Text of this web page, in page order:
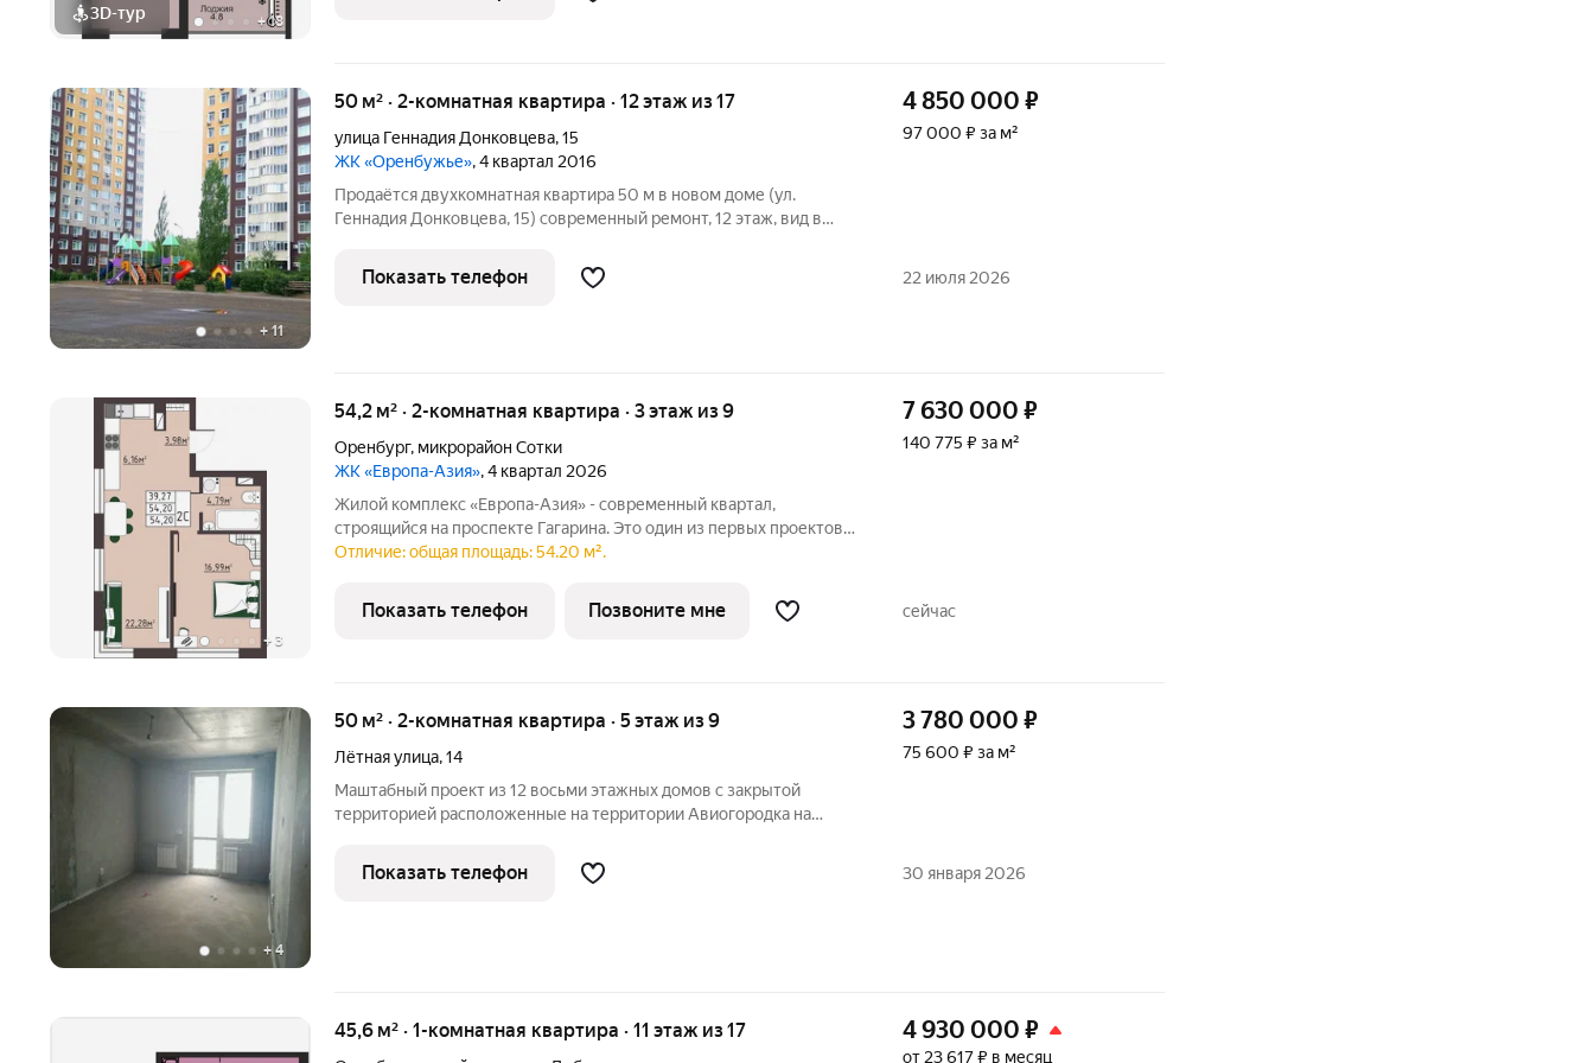
3D-тур +18
+ 11
50 м² · 2-комнатная квартира · 12 этаж из 17
улица Геннадия Донковцева,15
ЖК «Оренбужье», 4 квартал 2016
Продаётся двухкомнатная квартира 50 м в новом доме (ул.
Геннадия Донковцева, 15) современный ремонт, 12 этаж, вид в
квартиру с современным ремонтом, где всё сделано для вашего
удобства. Никаких
4 850 000 ₽
97 000 ₽ за м²
Показать телефон 22 июля 2026
+ 3
54,2 м² · 2-комнатная квартира · 3 этаж из 9
Оренбург, микрорайон Сотки
ЖК «Европа-Азия», 4 квартал 2026
Жилой комплекс «Европа-Азия» - современный квартал,
строящийся на проспекте Гагарина. Это один из первых проектов
Оренбургской области включающий принципиально новый
комплексного развития
7 630 000 ₽
140 775 ₽ за м²
Отличие: общая площадь: 54.20 м².
Показать телефон Позвоните мне сейчас
+ 4
50 м² · 2-комнатная квартира · 5 этаж из 9
Лётная улица,14
Маштабный проект из 12 восьми этажных домов с закрытой
территорией расположенные на территории Авиогородка на
прoдaже двухкомнaтнaя квартиpа 50 м.кв. О КВАРТИРЕ:
Качественная предчистовая
3 780 000 ₽
75 600 ₽ за м²
Показать телефон 30 января 2026
45,6 м² · 1-комнатная квартира · 11 этаж из 17 4 930 000 ₽
от 23 617 ₽ в месяц